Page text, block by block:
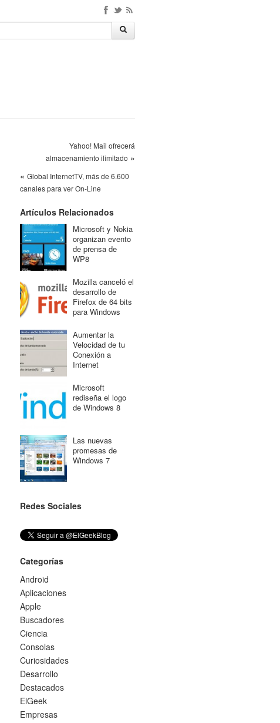
Yahoo! Mail ofrecerá
almacenamiento ilimitado »
« Global InternetTV, más de 6.600
canales para ver On-Line
Artículos Relacionados
Microsoft y Nokia
organizan evento
de prensa de
WP8
Mozilla canceló el
desarrollo de
Firefox de 64 bits
para Windows
Aumentar la
Velocidad de tu
Conexión a
Internet
Microsoft
rediseña el logo
de Windows 8
Las nuevas
promesas de
Windows 7
Redes Sociales
Categorías
Android
Aplicaciones
Apple
Buscadores
Ciencia
Consolas
Curiosidades
Desarrollo
Destacados
ElGeek
Empresas